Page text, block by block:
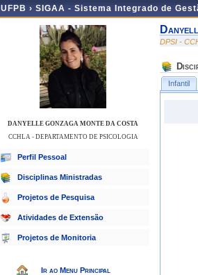
UFPB › SIGAA - Sistema Integrado de
DANYELLE GONZAGA MONTE DA COSTA
CCHLA - DEPARTAMENTO DE PSICOLOGIA
Perfil Pessoal
Disciplinas Ministradas
Projetos de Pesquisa
Atividades de Extensão
Projetos de Monitoria
Ir ao Menu Principal
DPSI -
Infantil